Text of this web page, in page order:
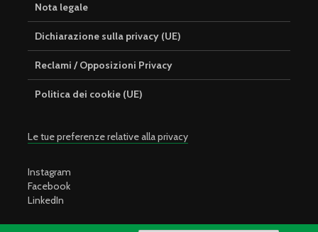
Nota legale
Dichiarazione sulla privacy (UE)
Reclami / Opposizioni Privacy
Politica dei cookie (UE)
Le tue preferenze relative alla privacy
Instagram
Facebook
LinkedIn